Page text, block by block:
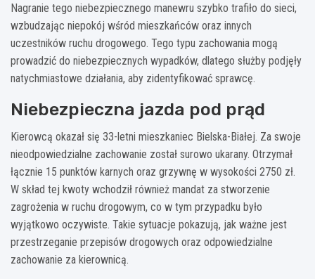
Nagranie tego niebezpiecznego manewru szybko trafiło do sieci,
wzbudzając niepokój wśród mieszkańców oraz innych
uczestników ruchu drogowego. Tego typu zachowania mogą
prowadzić do niebezpiecznych wypadków, dlatego służby podjęły
natychmiastowe działania, aby zidentyfikować sprawcę.
Niebezpieczna jazda pod prąd
Kierowcą okazał się 33-letni mieszkaniec Bielska-Białej. Za swoje
nieodpowiedzialne zachowanie został surowo ukarany. Otrzymał
łącznie 15 punktów karnych oraz grzywnę w wysokości 2750 zł.
W skład tej kwoty wchodził również mandat za stworzenie
zagrożenia w ruchu drogowym, co w tym przypadku było
wyjątkowo oczywiste. Takie sytuacje pokazują, jak ważne jest
przestrzeganie przepisów drogowych oraz odpowiedzialne
zachowanie za kierownicą.